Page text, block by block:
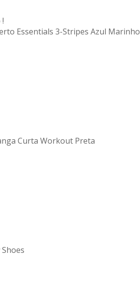
Essentials 3-Stripes Azul Marinho
Curta Workout Preta